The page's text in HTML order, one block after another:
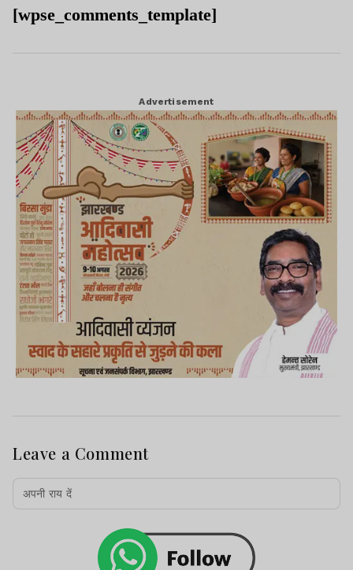
[wpse_comments_template]
Advertisement
Leave a Comment